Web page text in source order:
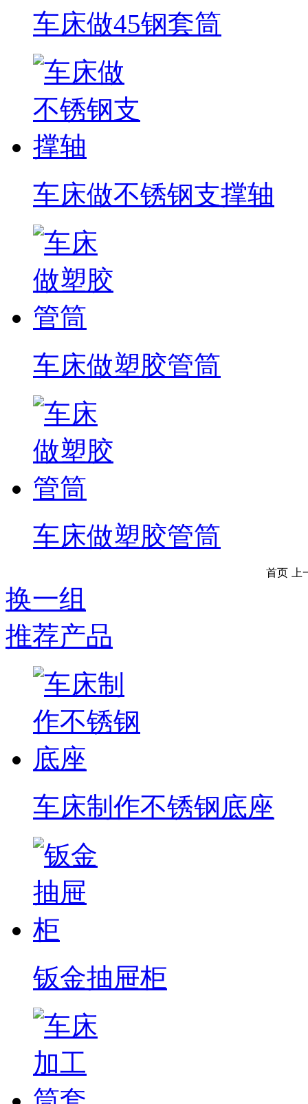
车床做45钢套筒
车床做不锈钢支撑轴
车床做塑胶管筒
车床做塑胶管筒
首页
换一组
推荐产品
车床制作不锈钢底座
钣金抽屉柜